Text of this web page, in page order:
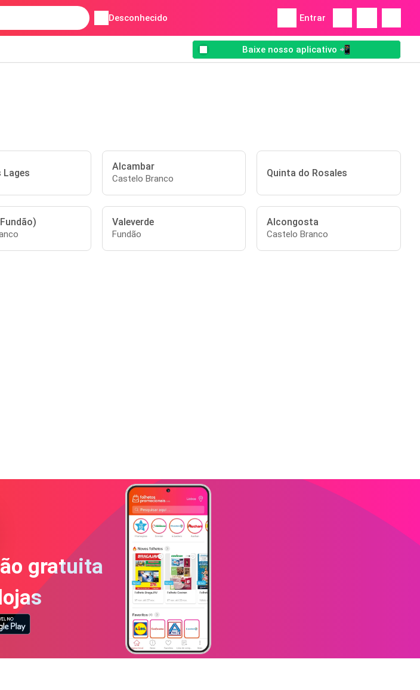
Desconhecido Entrar
Baixe nosso aplicativo 📲
Lages
Alcambar
Castelo Branco Quinta do Rosales
Valeverde
Fundão
Alcongosta
Castelo Branco
gratuita